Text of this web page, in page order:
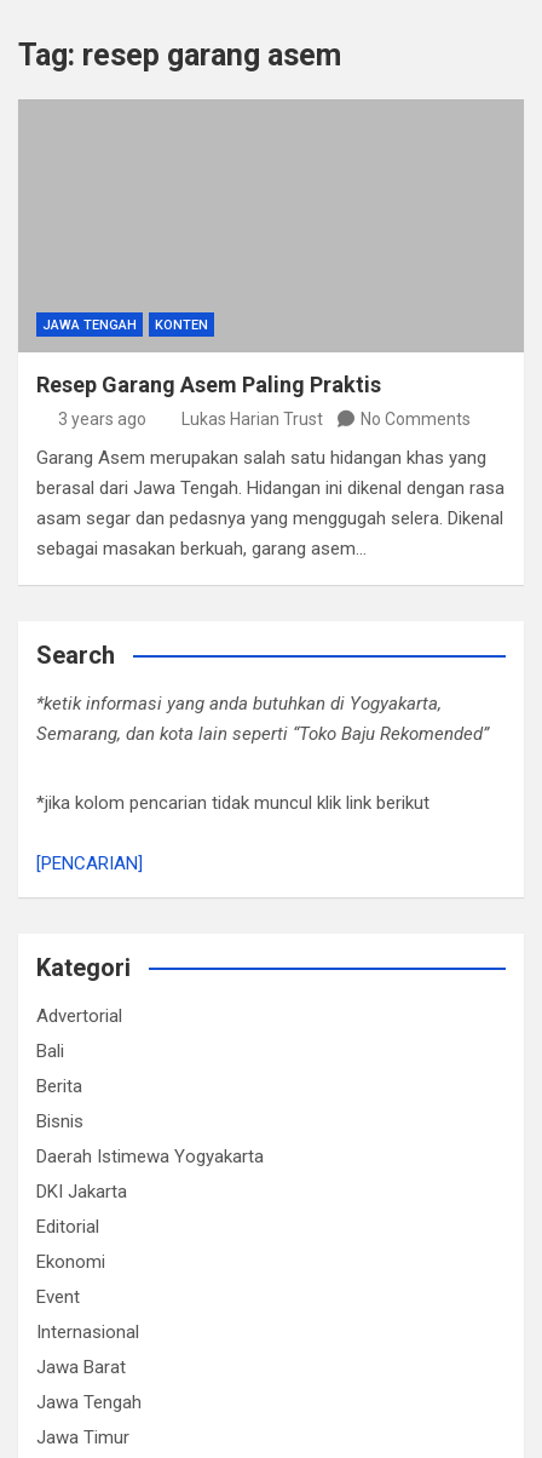
Tag: resep garang asem
JAWA TENGAH KONTEN
Resep Garang Asem Paling Praktis
3 years ago Lukas Harian Trust No Comments
Garang Asem merupakan salah satu hidangan khas yang
berasal dari Jawa Tengah. Hidangan ini dikenal dengan rasa
asam segar dan pedasnya yang menggugah selera. Dikenal
sebagai masakan berkuah, garang asem…
Search
*ketik informasi yang anda butuhkan di Yogyakarta,
Semarang, dan kota lain seperti “Toko Baju Rekomended”
*jika kolom pencarian tidak muncul klik link berikut
[PENCARIAN]
Kategori
Advertorial
Bali
Berita
Bisnis
Daerah Istimewa Yogyakarta
DKI Jakarta
Editorial
Ekonomi
Event
Internasional
Jawa Barat
Jawa Tengah
Jawa Timur